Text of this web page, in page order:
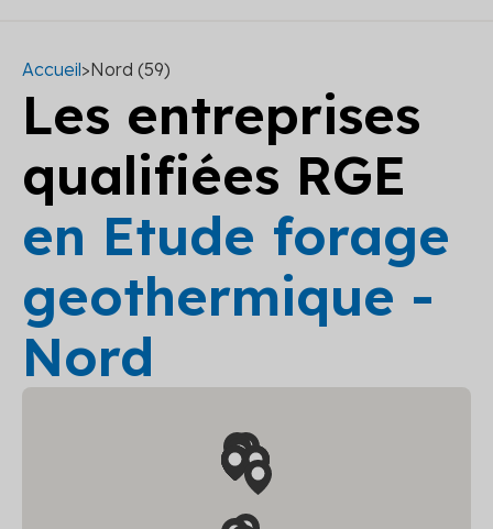
Accueil>Nord (59)
Les entreprises
qualifiées RGE
en Etude forage
geothermique -
Nord